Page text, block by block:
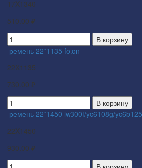
17X1340
510.00 ₽
В корзину
ремень 22*1135 foton
22X1135
730.00 ₽
В корзину
ремень 22*1450 lw300f/yc6108g/yc6b125
22X1450
930.00 ₽